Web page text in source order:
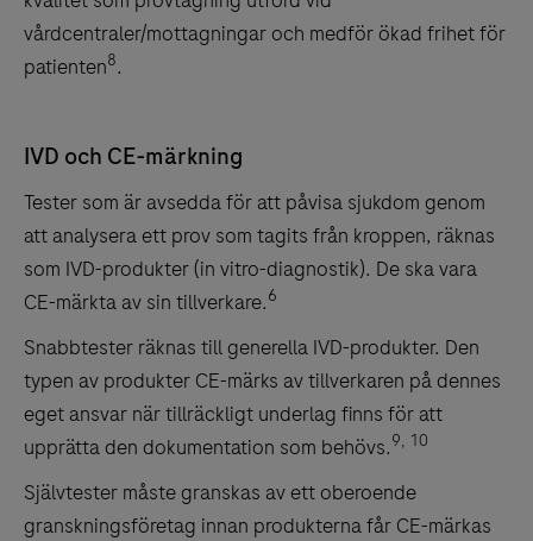
vårdcentraler/mottagningar och medför ökad frihet för
patienten8.
IVD och CE-märkning
Tester som är avsedda för att påvisa sjukdom genom
att analysera ett prov som tagits från kroppen, räknas
som IVD-produkter (in vitro-diagnostik). De ska vara
CE-märkta av sin tillverkare.6
Snabbtester räknas till generella IVD-produkter. Den
typen av produkter CE-märks av tillverkaren på dennes
eget ansvar när tillräckligt underlag finns för att
upprätta den dokumentation som behövs.9, 10
Självtester måste granskas av ett oberoende
granskningsföretag innan produkterna får CE-märkas